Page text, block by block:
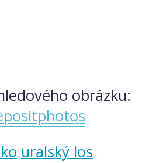
obrázku:
uralský los